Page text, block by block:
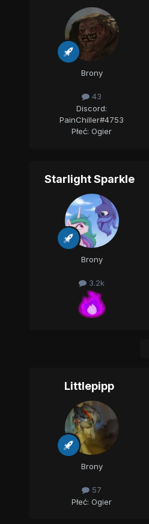
Brony
43
Discord:
PainChiller#4753
Płeć: Ogier
Starlight Sparkle
Brony
3.2k
Littlepipp
Brony
57
Płeć: Ogier